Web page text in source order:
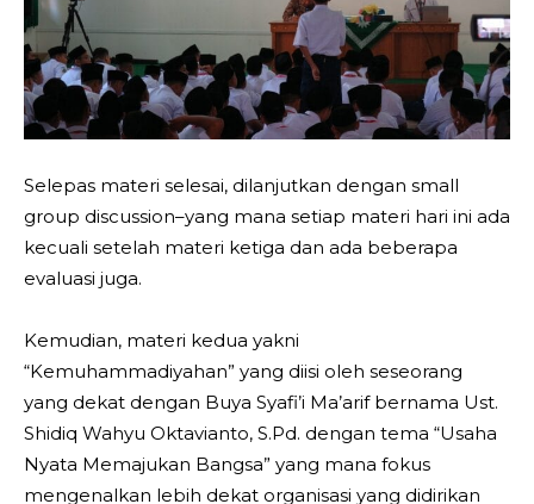
Selepas materi selesai, dilanjutkan dengan small
group discussion–yang mana setiap materi hari ini ada
kecuali setelah materi ketiga dan ada beberapa
evaluasi juga.
Kemudian, materi kedua yakni
“Kemuhammadiyahan” yang diisi oleh seseorang
yang dekat dengan Buya Syafi’i Ma’arif bernama Ust.
Shidiq Wahyu Oktavianto, S.Pd. dengan tema “Usaha
Nyata Memajukan Bangsa” yang mana fokus
mengenalkan lebih dekat organisasi yang didirikan